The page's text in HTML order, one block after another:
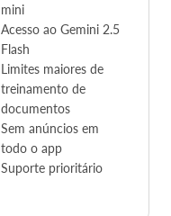
mini
Acesso ao Gemini 2.5
Flash
Limites maiores de
treinamento de
documentos
Sem anúncios em
todo o app
Suporte prioritário